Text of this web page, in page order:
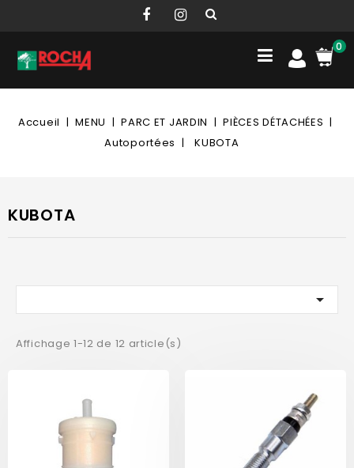
0
Accueil MENU PARC ET JARDIN
PIÈCES DÉTACHÉES
Autoportées
KUBOTA
KUBOTA

Affichage 1-12 de 12 article(s)